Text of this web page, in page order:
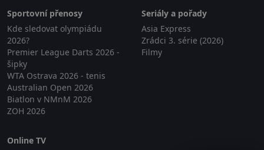
Sportovní přenosy
Kde sledovat olympiádu
2026?
Premier League Darts 2026 -
šipky
WTA Ostrava 2026 - tenis
Australian Open 2026
Biatlon v NMnM 2026
ZOH 2026
Seriály a pořady
Asia Express
Zrádci 3. série (2026)
Filmy
Online TV